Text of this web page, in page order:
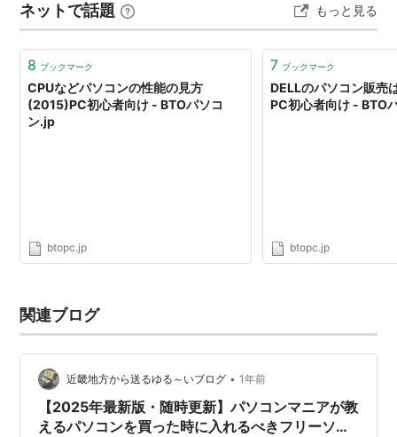
ネットで話題 もっと見る
8 ブックマーク
CPUなどパソコンの性能の見方
(2015)PC初心者向け - BTOパソコ
ン.jp
btopc.jp
7 ブックマーク
DELLのパソコン販売
PC初心者向け - BTO
btopc.jp
関連ブログ
近畿地方から送るゆる～いブログ • 1年前
【2025年最新版・随時更新】パソコンマニアが教
えるパソコンを買った時に入れるべきフリーソフ